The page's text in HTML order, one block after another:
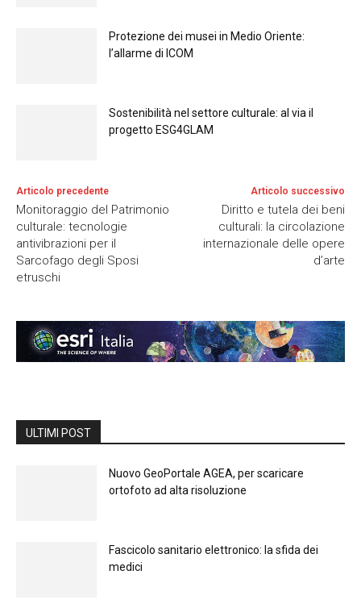
Protezione dei musei in Medio Oriente:
l’allarme di ICOM
Sostenibilità nel settore culturale: al via il
progetto ESG4GLAM
Articolo precedente
Monitoraggio del Patrimonio
culturale: tecnologie
antivibrazioni per il
Sarcofago degli Sposi
etruschi
Articolo successivo
Diritto e tutela dei beni
culturali: la circolazione
internazionale delle opere
d’arte
ULTIMI POST
Nuovo GeoPortale AGEA, per scaricare
ortofoto ad alta risoluzione
Fascicolo sanitario elettronico: la sfida dei
medici